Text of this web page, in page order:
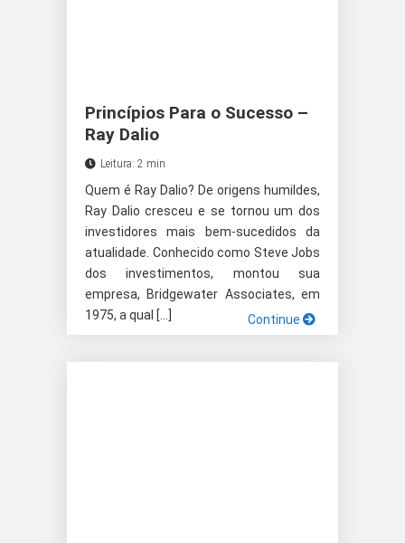
Princípios Para o Sucesso –
Ray Dalio
Leitura: 2 min
Quem é Ray Dalio? De origens humildes,
Ray Dalio cresceu e se tornou um dos
investidores mais bem-sucedidos da
atualidade. Conhecido como Steve Jobs
dos investimentos, montou sua
empresa, Bridgewater Associates, em
1975, a qual […]
Continue